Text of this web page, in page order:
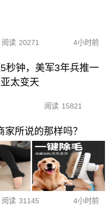
阅读 20271 4小时前
秒钟，美军3年兵推一
太变天
阅读 15821
所说的那样吗？
阅读 31145 4小时前